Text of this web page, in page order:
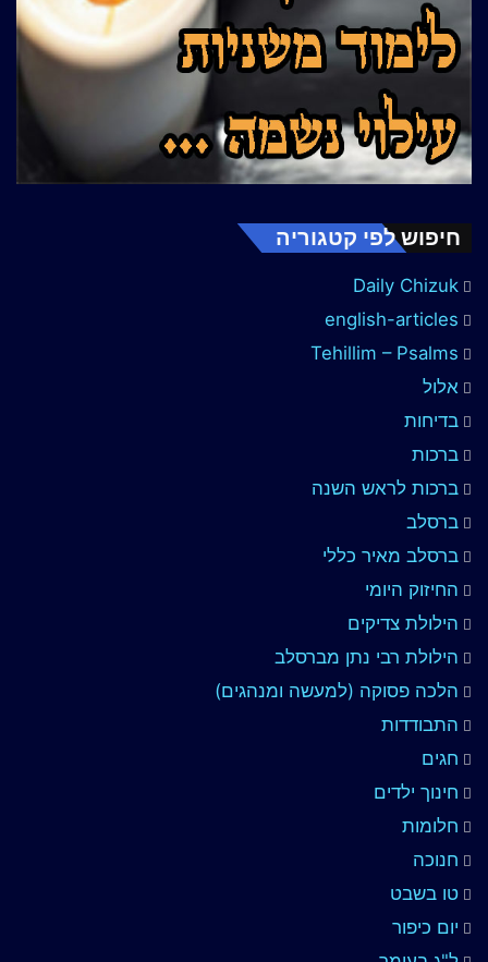
חיפוש לפי קטגוריה
Daily Chizuk
english-articles
Tehillim – Psalms
אלול
בדיחות
ברכות
ברכות לראש השנה
ברסלב
ברסלב מאיר כללי
החיזוק היומי
הילולת צדיקים
הילולת רבי נתן מברסלב
הלכה פסוקה (למעשה ומנהגים)
התבודדות
חגים
חינוך ילדים
חלומות
חנוכה
טו בשבט
יום כיפור